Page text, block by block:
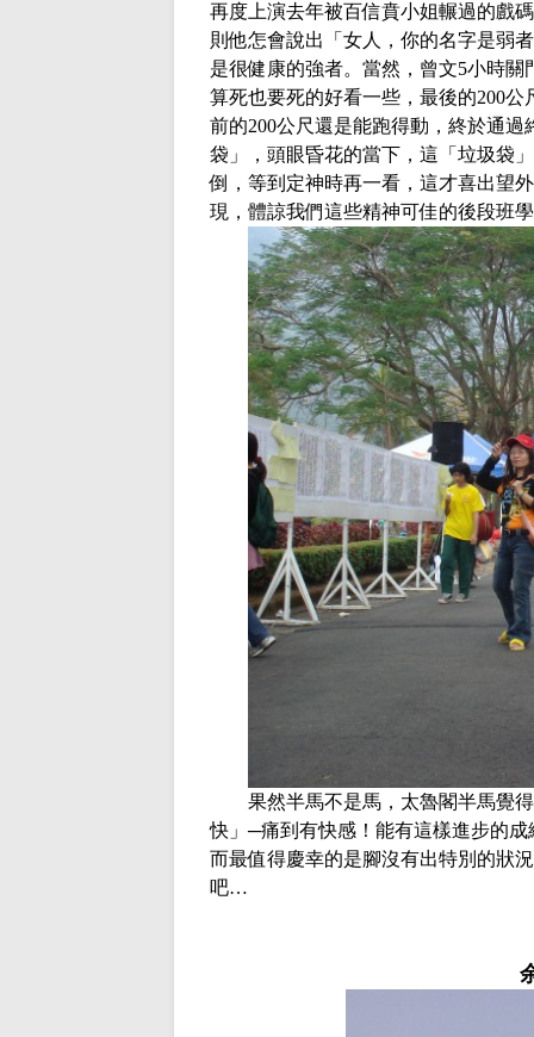
再度上演去年被百信賁小姐輾過的戲
則他怎會說出「女人，你的名字是弱
是很健康的強者。當然，曾文5小時關
算死也要死的好看一些，最後的200公
前的200公尺還是能跑得動，終於通過
袋」，頭眼昏花的當下，這「垃圾袋
倒，等到定神時再一看，這才喜出望
現，體諒我們這些精神可佳的後段班
果然半馬不是馬，太魯閣半馬覺得
快」─痛到有快感！能有這樣進步的
而最值得慶幸的是腳沒有出特別的狀
吧…